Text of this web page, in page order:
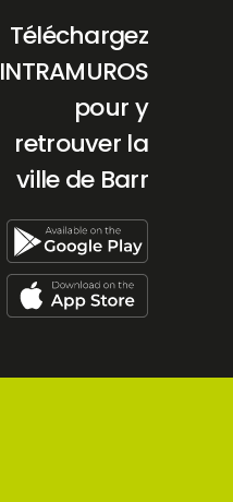
Téléchargez
INTRAMUROS
pour y
retrouver la
ville de Barr